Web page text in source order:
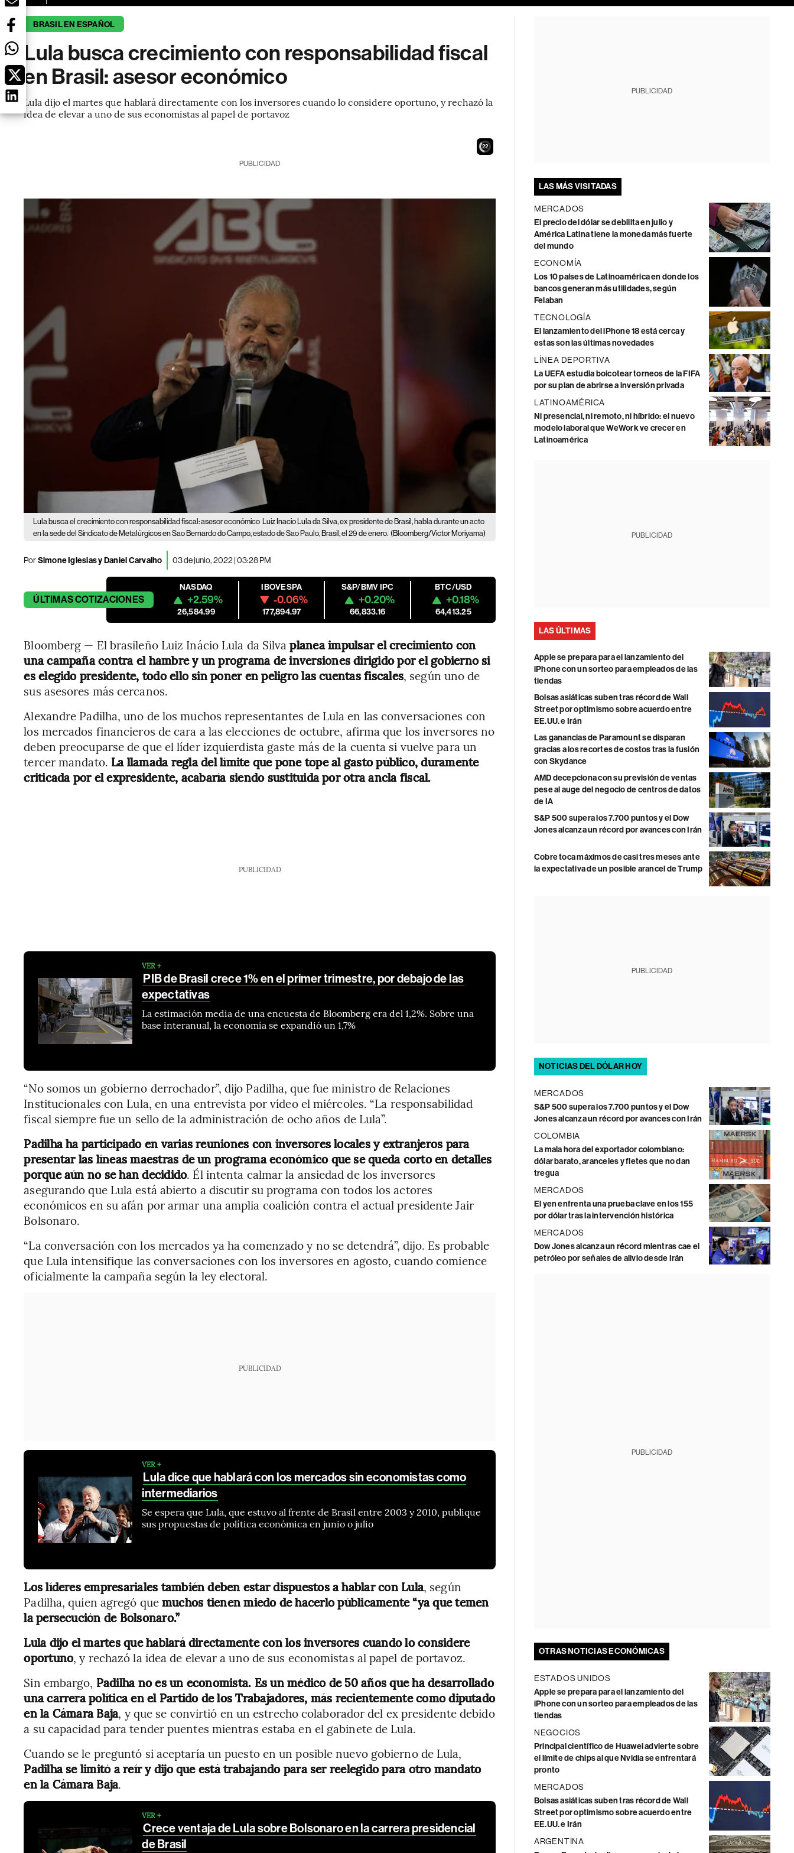
BRASIL EN ESPAÑOL
Lula busca crecimiento con responsabilidad fiscal
en Brasil: asesor económico
Lula dijo el martes que hablará directamente con los inversores cuando lo considere oportuno, y rechazó la
idea de elevar a uno de sus economistas al papel de portavoz
21
PUBLICIDAD
Lula busca el crecimiento con responsabilidad fiscal: asesor económico Luiz Inacio Lula da Silva, ex presidente de Brasil, habla durante un acto
en la sede del Sindicato de Metalúrgicos en Sao Bernardo do Campo, estado de Sao Paulo, Brasil, el 29 de enero. (Bloomberg/Victor Moriyama)
PorSimone Iglesias y Daniel Carvalho 03 de junio, 2022 | 03:28 PM
ÚLTIMASCOTIZACIONES
NASDAQ
+2.59%
26,584.99
IBOVESPA
-0.06%
177,894.97
S&P/BMV IPC
+0.20%
66,833.16
BTC/USD
+0.18%
64,413.25
Bloomberg — El brasileño Luiz Inácio Lula da Silvaplanea impulsar el crecimiento con
una campaña contra el hambre y un programa de inversiones dirigido por el gobierno si
es elegido presidente, todo ello sin poner en peligro las cuentas fiscales, según uno de
sus asesores más cercanos.
Alexandre Padilha, uno de los muchos representantes de Lula en las conversaciones con
los mercados financieros de cara a las elecciones de octubre, afirma que los inversores no
deben preocuparse de que el líder izquierdista gaste más de la cuenta si vuelve para un
tercer mandato. La llamada regla del límite que pone tope al gasto público, duramente
criticada por el expresidente, acabaría siendo sustituida por otra ancla fiscal.
PUBLICIDAD
VER +
PIB de Brasil crece 1% en el primer trimestre, por debajo de las
expectativas
La estimación media de una encuesta de Bloomberg era del 1,2%. Sobre una
base interanual, la economía se expandió un 1,7%
“No somos un gobierno derrochador”, dijo Padilha, que fue ministro de Relaciones
Institucionales con Lula, en una entrevista por vídeo el miércoles. “La responsabilidad
fiscal siempre fue un sello de la administración de ocho años de Lula”.
Padilha ha participado en varias reuniones con inversores locales y extranjeros para
presentar las líneas maestras de un programa económico que se queda corto en detalles
porque aún no se han decidido. Él intenta calmar la ansiedad de los inversores
asegurando que Lula está abierto a discutir su programa con todos los actores
económicos en su afán por armar una amplia coalición contra el actual presidente Jair
Bolsonaro.
“La conversación con los mercados ya ha comenzado y no se detendrá”, dijo. Es probable
que Lula intensifique las conversaciones con los inversores en agosto, cuando comience
oficialmente la campaña según la ley electoral.
PUBLICIDAD
VER +
Lula dice que hablará con los mercados sin economistas como
intermediarios
Se espera que Lula, que estuvo al frente de Brasil entre 2003 y 2010, publique
sus propuestas de política económica en junio o julio
Los líderes empresariales también deben estar dispuestos a hablar con Lula, según
Padilha, quien agregó quemuchos tienen miedo de hacerlo públicamente “ya que temen
la persecución de Bolsonaro.”
Lula dijo el martes que hablará directamente con los inversores cuando lo considere
oportuno, y rechazó la idea de elevar a uno de sus economistas al papel de portavoz.
Sin embargo, Padilha no es un economista. Es un médico de 50 años que ha desarrollado
una carrera política en el Partido de los Trabajadores, más recientemente como diputado
en la Cámara Baja, y que se convirtió en un estrecho colaborador del ex presidente debido
a su capacidad para tender puentes mientras estaba en el gabinete de Lula.
Cuando se le preguntó si aceptaría un puesto en un posible nuevo gobierno de Lula,
Padilha se limitó a reír y dijo que está trabajando para ser reelegido para otro mandato
en la Cámara Baja.
VER +
Crece ventaja de Lula sobre Bolsonaro en la carrera presidencial
de Brasil
PUBLICIDAD
LAS MÁS VISITADAS
MERCADOS
El precio del dólar se debilita en julio y
América Latina tiene la moneda más fuerte
del mundo
ECONOMÍA
Los 10 países de Latinoamérica en donde los
bancos generan más utilidades, según
Felaban
TECNOLOGÍA
El lanzamiento del iPhone 18 está cerca y
estas son las últimas novedades
LÍNEA DEPORTIVA
La UEFA estudia boicotear torneos de la FIFA
por su plan de abrirse a inversión privada
LATINOAMÉRICA
Ni presencial, ni remoto, ni híbrido: el nuevo
modelo laboral que WeWork ve crecer en
Latinoamérica
PUBLICIDAD
LAS ÚLTIMAS
Apple se prepara para el lanzamiento del
iPhone con un sorteo para empleados de las
tiendas
Bolsas asiáticas suben tras récord de Wall
Street por optimismo sobre acuerdo entre
EE.UU. e Irán
Las ganancias de Paramount se disparan
gracias a los recortes de costos tras la fusión
con Skydance
AMD decepciona con su previsión de ventas
pese al auge del negocio de centros de datos
de IA
S&P 500 supera los 7.700 puntos y el Dow
Jones alcanza un récord por avances con Irán
Cobre toca máximos de casi tres meses ante
la expectativa de un posible arancel de Trump
PUBLICIDAD
NOTICIAS DEL DÓLAR HOY
MERCADOS
S&P 500 supera los 7.700 puntos y el Dow
Jones alcanza un récord por avances con Irán
COLOMBIA
La mala hora del exportador colombiano:
dólar barato, aranceles y fletes que no dan
tregua
MERCADOS
El yen enfrenta una prueba clave en los 155
por dólar tras la intervención histórica
MERCADOS
Dow Jones alcanza un récord mientras cae el
petróleo por señales de alivio desde Irán
PUBLICIDAD
OTRAS NOTICIAS ECONÓMICAS
ESTADOS UNIDOS
Apple se prepara para el lanzamiento del
iPhone con un sorteo para empleados de las
tiendas
NEGOCIOS
Principal científico de Huawei advierte sobre
el límite de chips al que Nvidia se enfrentará
pronto
MERCADOS
Bolsas asiáticas suben tras récord de Wall
Street por optimismo sobre acuerdo entre
EE.UU. e Irán
ARGENTINA